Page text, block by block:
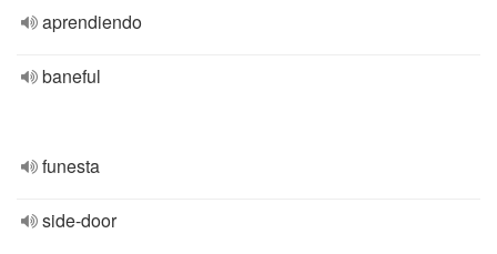
aprendiendo
baneful
funesta
side-door